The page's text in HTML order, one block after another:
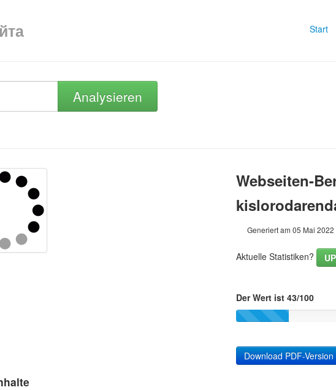
Start
Analysieren
Webseiten-
Generiert am 05 Mai 2022
Aktuelle Statistiken?
Der Wert ist 43/100
Download PDF-Version